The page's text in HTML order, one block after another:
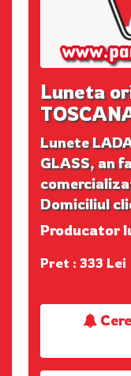
Luneta
Lunete
GLASS, an
Domiciliul
Producator
Pret : 333 Lei